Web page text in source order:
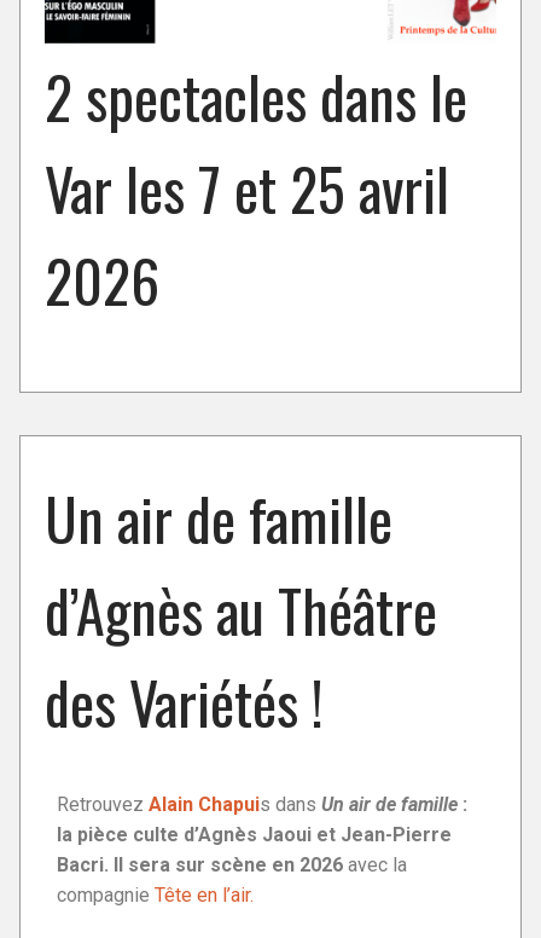
2 spectacles dans le
Var les 7 et 25 avril
2026
Un air de famille
d’Agnès au Théâtre
des Variétés !
Retrouvez Alain Chapuis dans Un air de famille:
la pièce culte d’Agnès Jaoui et Jean-Pierre
Bacri. Il sera sur scène en 2026avec la
compagnie Tête en l’air.